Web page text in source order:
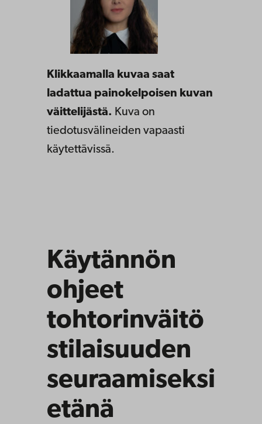
Klikkaamalla kuvaa saat
ladattua painokelpoisen kuvan
väittelijästä. Kuva on
tiedotusvälineiden vapaasti
käytettävissä.
Käytännön
ohjeet
tohtorinväitö
stilaisuuden
seuraamiseksi
etänä